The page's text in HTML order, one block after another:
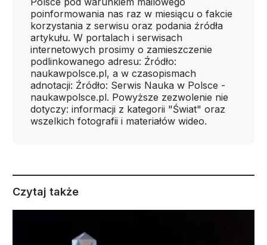
poinformowania nas raz w miesiącu o fakcie
korzystania z serwisu oraz podania źródła
artykułu. W portalach i serwisach
internetowych prosimy o zamieszczenie
podlinkowanego adresu: Źródło:
naukawpolsce.pl, a w czasopismach
adnotacji: Źródło: Serwis Nauka w Polsce -
naukawpolsce.pl. Powyższe zezwolenie nie
dotyczy: informacji z kategorii "Świat" oraz
wszelkich fotografii i materiałów wideo.
Czytaj także